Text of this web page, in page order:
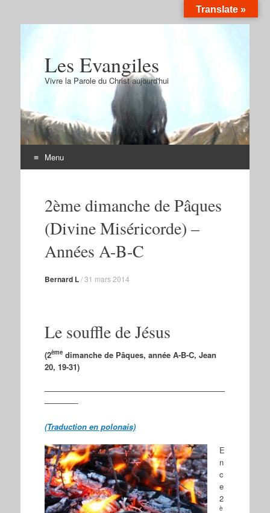
Les Evangiles
Vivre la Parole du Christ aujourd'hui
Menu
contenu2ème dimanche de Pâques
(Divine Miséricorde) –
Années A-B-C
Bernard L/31 mars 2014
Le souffle de Jésus
(2èmedimanche de Pâques, année A-B-C, Jean
20, 19-31)
———————————————————————
————-
(Traduction en polonais)
E
n
c
e
2
è
Translate »